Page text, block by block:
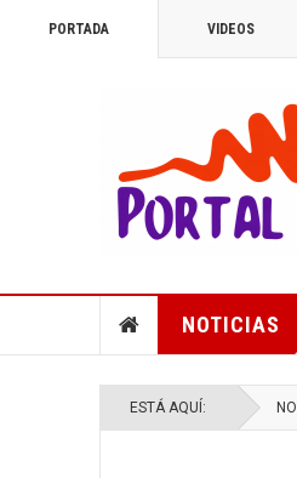
PORTADA VIDEOS
NOTICIAS
ESTÁ AQUÍ: